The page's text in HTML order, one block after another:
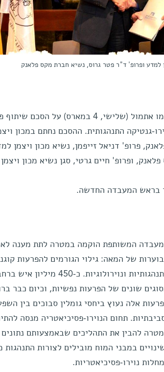
למדע ופרופ' ד"ר פטר גרוס, נשיא חברת מקס פלאנק
חברת מקס פלאנק ומכון ויצמן למדע חתמו אתמול (שלישי, 4
גנטיקה התנהגותית. ההסכם נחתם במכון
פרופ' דניאל זייפמן, נשיא מכון ויצמן
ופרופ' חיים גרטי, סגן נשיא מכון
בראש המעבדה החדשה.
המשותפת הוקמה במטרה לתת מענה
של המאה: גילוי הגורמים להפרעות
התנהגותיות ונוירולוגיות. כ-
שונים של הפרעות נפשיות, וכיום כבר
אלה נעוץ ביחסי גומלין סבוכים בין
תחום הנוירו-פסיכיאטריה מנסה
להבין את התהליכים שבאמצעותם נתונים
במבני המוח מובילים לצורות התנהגות
נוירו-פסיכיאטריות.